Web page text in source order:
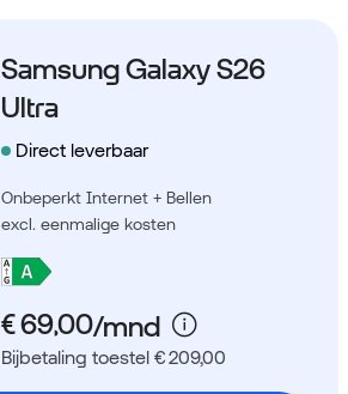
Samsung Galaxy S26
Ultra
Direct leverbaar
Onbeperkt Internet + Bellen
excl. eenmalige kosten
Bijbetaling toestel € 209,00